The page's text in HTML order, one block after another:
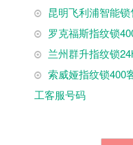
昆明飞利浦智能
罗克福斯指纹锁
兰州群升指纹锁
索威娅指纹锁400
工客服号码